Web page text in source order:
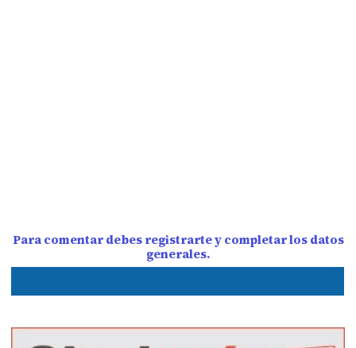
Para comentar debes registrarte y completar los datos
generales.